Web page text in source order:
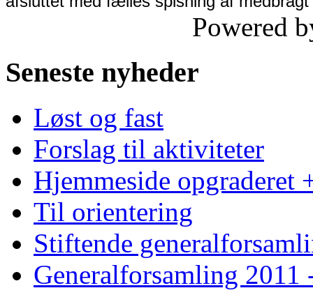
Powered
Seneste nyheder
Løst og fast
Forslag til aktiviteter
Hjemmeside opgraderet
Til orientering
Stiftende
Generalforsamling 2011